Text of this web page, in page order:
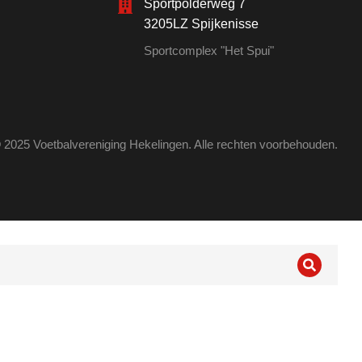
Sportpolderweg 7
3205LZ Spijkenisse
Sportcomplex "Het Spui"
Voetbalvereniging Hekelingen. Alle rechten voorbehouden.